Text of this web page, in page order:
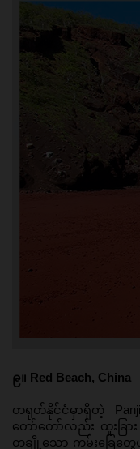
၉။ Red Beach, China
တရုတ်နိုင်ငံမှာရှိတဲ့
တော်တော်လည်း ထူးခြာ
တချို့သော ကမ်းခြေတွေ